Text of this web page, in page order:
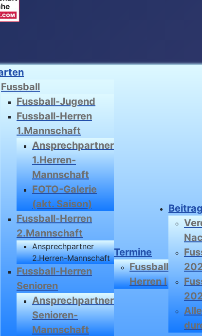
Fussball
Fussball-Jugend
Fussball-Herren
1.Mannschaft
Ansprechpartner
1.Herren-
Mannschaft
FOTO-Galerie
(akt. Saison)
Fussball-Herren
2.Mannschaft
Ansprechpartner
2.Herren-Mannschaft
Fussball-Herren
Senioren
Ansprechpartner
Senioren-
Mannschaft
Termine
Fussball
Herren I